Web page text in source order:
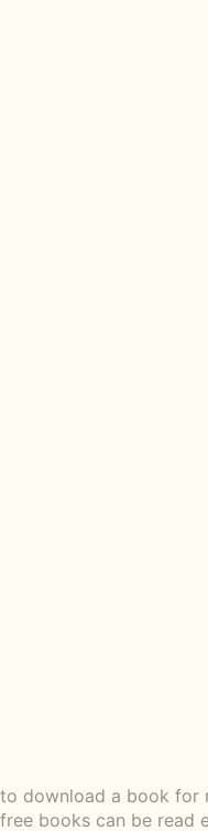
download a book for
books can be read